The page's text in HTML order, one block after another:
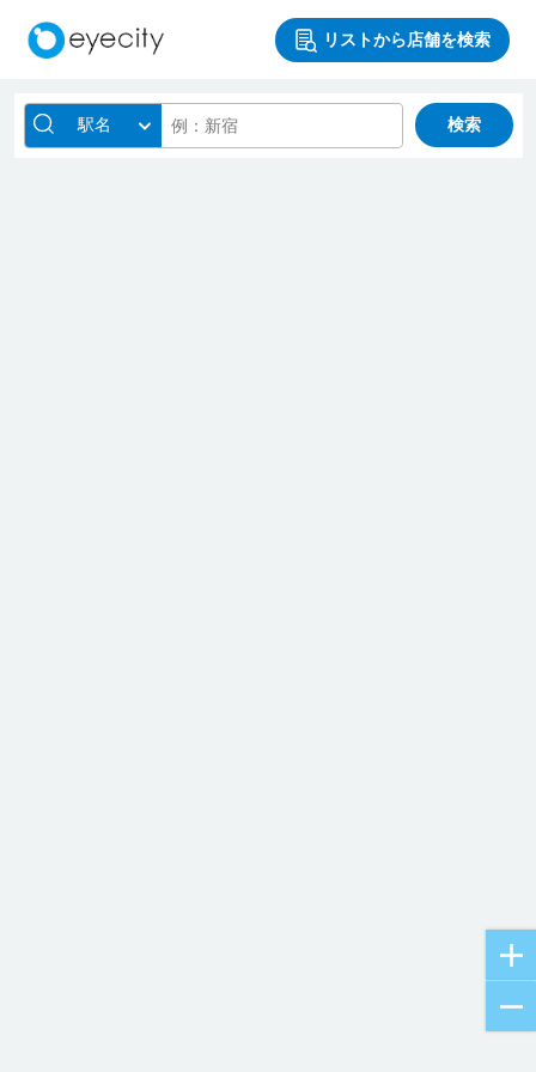
リストから店舗を検索
駅名 検索